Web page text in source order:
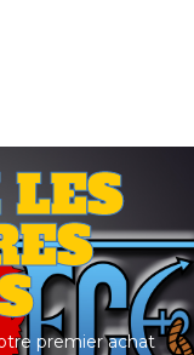
premier achat